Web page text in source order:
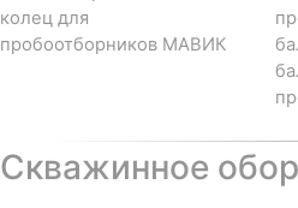
колец для
пробоотборников МАВИК
Скважинное